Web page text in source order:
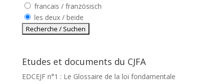
francais / französisch
les deux / beide
Etudes et documents du CJFA
EDCEJF n°1 : Le Glossaire de la loi fondamentale